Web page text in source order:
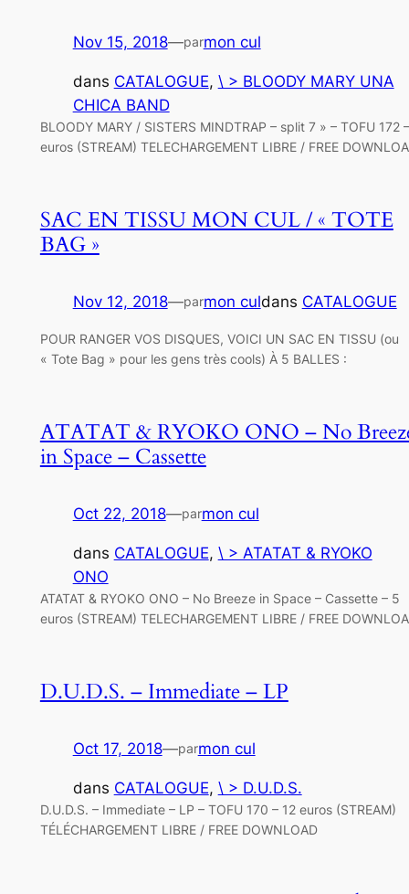
Nov 15, 2018—parmon cul
dans CATALOGUE, \ > BLOODY MARY UNA
CHICA BAND
BLOODY MARY / SISTERS MINDTRAP – split 7 » – TOFU 172
euros (STREAM) TELECHARGEMENT LIBRE / FREE
SAC EN TISSU MON CUL / « TOTE
BAG »
Nov 12, 2018—parmon culdans CATALOGUE
POUR RANGER VOS DISQUES, VOICI UN SAC EN TISSU (ou
« Tote Bag » pour les gens très cools) À 5 BALLES :
ATATAT & RYOKO ONO – No
in Space – Cassette
Oct 22, 2018—parmon cul
dans CATALOGUE, \ > ATATAT & RYOKO
ONO
ATATAT & RYOKO ONO – No Breeze in Space – Cassette – 5
euros (STREAM) TELECHARGEMENT LIBRE / FREE
D.U.D.S. – Immediate – LP
Oct 17, 2018—parmon cul
dans CATALOGUE, \ > D.U.D.S.
D.U.D.S. – Immediate – LP – TOFU 170 – 12 euros (STREAM)
TÉLÉCHARGEMENT LIBRE / FREE DOWNLOAD